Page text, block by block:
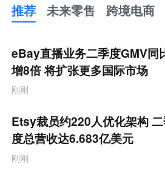
推荐 未来零售 跨境电商
来
零
售
跨
境
产
业
互
联
网
eBay直播业务二季度GMV同
增8倍 将扩张更多国际市场
刚刚
Etsy裁员约220人优化架构
度总营收达6.683亿美元
刚刚